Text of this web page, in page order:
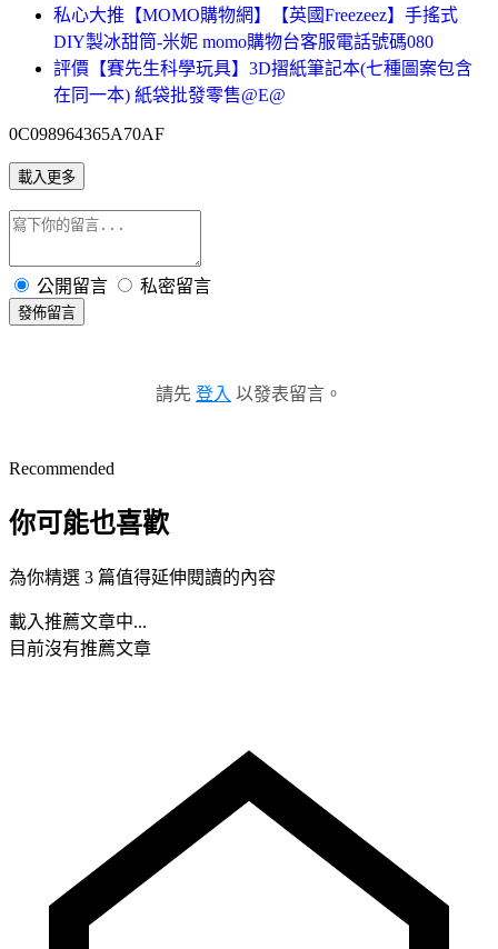
私心大推【MOMO購物網】【英國Freezeez】手搖式
DIY製冰甜筒-米妮 momo購物台客服電話號碼080
評價【賽先生科學玩具】3D摺紙筆記本(七種圖案包含
在同一本) 紙袋批發零售@E@
0C098964365A70AF
載入更多
公開留言 私密留言
發佈留言
請先 登入 以發表留言。
Recommended
你可能也喜歡
為你精選 3 篇值得延伸閱讀的內容
載入推薦文章中...
目前沒有推薦文章